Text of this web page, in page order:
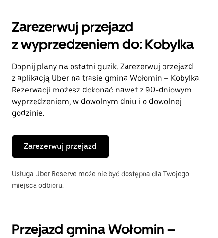
i wybrać
Naciśnij
klawisz
„Escape”,
aby
zamknąć
kalendarz.
Zarezerwuj przejazd
z wyprzedzeniem do: Kobylka
Dopnij plany na ostatni guzik. Zarezerwuj przejazd
z aplikacją Uber na trasie gmina Wołomin – Kobylka.
Rezerwacji możesz dokonać nawet z 90-dniowym
wyprzedzeniem, w dowolnym dniu i o dowolnej
godzinie.
Zarezerwuj przejazd
Usługa Uber Reserve może nie być dostępna dla Twojego
miejsca odbioru.
Przejazd gmina Wołomin –